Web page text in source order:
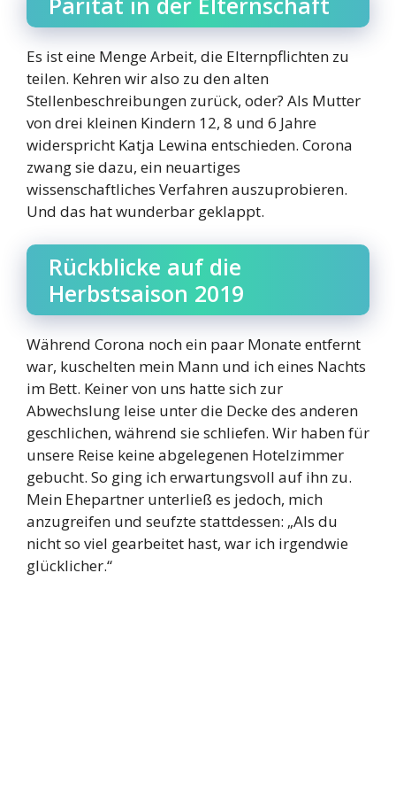
Es ist eine Menge Arbeit, die Elternpflichten zu
teilen. Kehren wir also zu den alten
Stellenbeschreibungen zurück, oder? Als Mutter
von drei kleinen Kindern 12, 8 und 6 Jahre
widerspricht Katja Lewina entschieden. Corona
zwang sie dazu, ein neuartiges
wissenschaftliches Verfahren auszuprobieren.
Und das hat wunderbar geklappt.
Rückblicke auf die
Herbstsaison 2019
Während Corona noch ein paar Monate entfernt
war, kuschelten mein Mann und ich eines Nachts
im Bett. Keiner von uns hatte sich zur
Abwechslung leise unter die Decke des anderen
geschlichen, während sie schliefen. Wir haben für
unsere Reise keine abgelegenen Hotelzimmer
gebucht. So ging ich erwartungsvoll auf ihn zu.
Mein Ehepartner unterließ es jedoch, mich
anzugreifen und seufzte stattdessen: „Als du
nicht so viel gearbeitet hast, war ich irgendwie
glücklicher.“